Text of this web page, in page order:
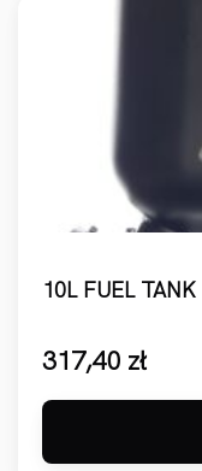
10L FUEL TANK
317,40 zł